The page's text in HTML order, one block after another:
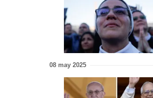
08 may 2025